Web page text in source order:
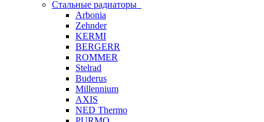
Стальные радиаторы
Arbonia
Zehnder
KERMI
BERGERR
ROMMER
Stelrad
Buderus
Millennium
AXIS
NED Thermo